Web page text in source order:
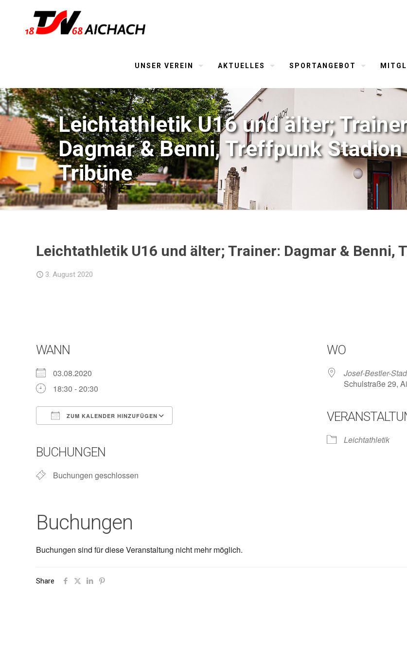
UNSER VEREIN AKTUELLES SPORTANGEBOT
Leichtathletik U16 und älter;
Dagmar & Benni, Treffpunk Stadion
Tribüne
Leichtathletik U16 und älter; Trainer: Dagmar & Benni,
3. August 2020
WANN
03.08.2020
18:30 - 20:30
ZUM KALENDER HINZUFÜGEN
iCalendar
BUCHUNGEN
Buchungen geschlossen
WO
Josef-Bestler-
Schulstraße 29,
Leichtathletik
Buchungen
Buchungen sind für diese Veranstaltung nicht mehr möglich.
Share